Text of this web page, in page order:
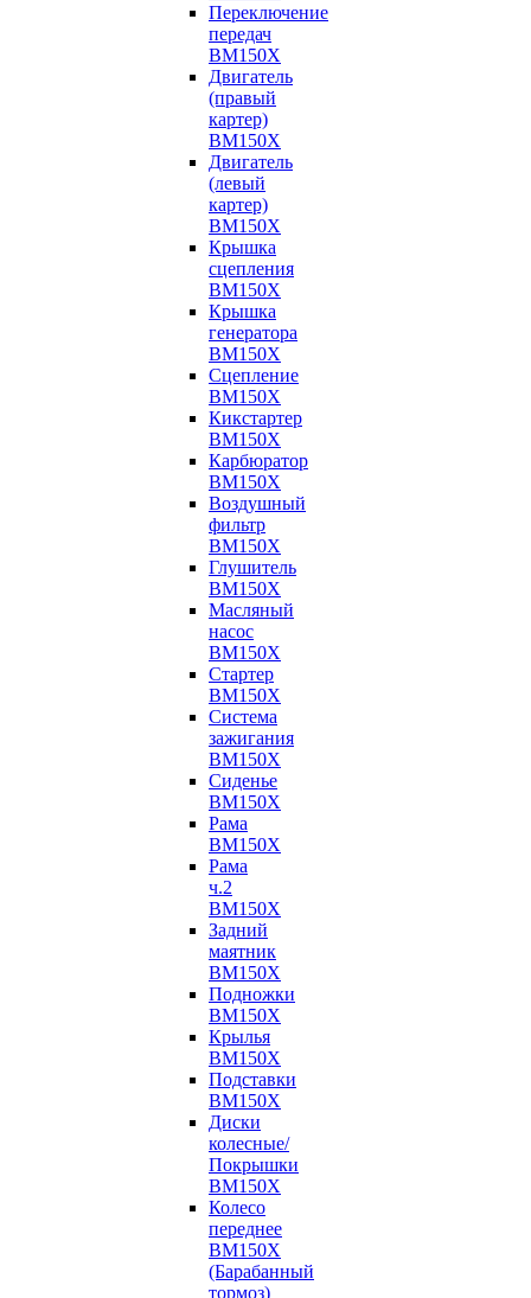
Переключение
передач
BM150X
Двигатель
(правый
картер)
BM150X
Двигатель
(левый
картер)
BM150X
Крышка
сцепления
BM150X
Крышка
генератора
BM150X
Сцепление
BM150X
Кикстартер
BM150X
Карбюратор
BM150X
Воздушный
фильтр
BM150X
Глушитель
BM150X
Масляный
насос
BM150X
Стартер
BM150X
Система
зажигания
BM150X
Сиденье
BM150X
Рама
BM150X
Рама
ч.2
BM150X
Задний
маятник
BM150X
Подножки
BM150X
Крылья
BM150X
Подставки
BM150X
Диски
колесные/
Покрышки
BM150X
Колесо
переднее
BM150X
(Барабанный
тормоз)